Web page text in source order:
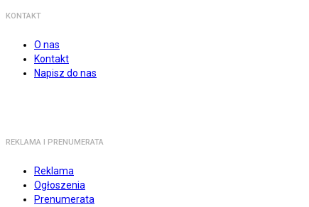
KONTAKT
O nas
Kontakt
Napisz do nas
REKLAMA I PRENUMERATA
Reklama
Ogłoszenia
Prenumerata